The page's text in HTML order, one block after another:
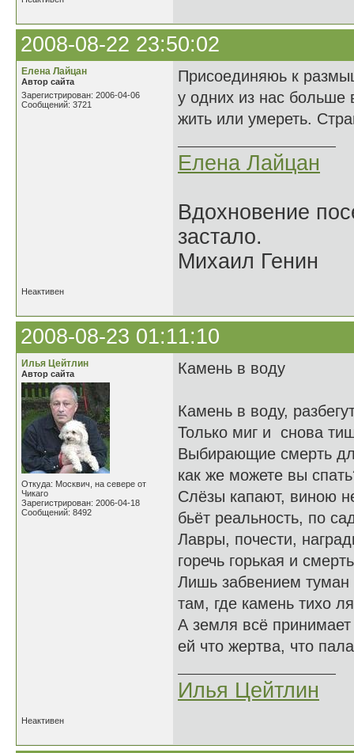
2008-08-22 23:50:02
Елена Лайцан
Автор сайта
Зарегистрирован: 2006-04-06
Сообщений: 3721
Присоединяюь к
у одних из нас больше
жить или умереть.
Елена Лайцан
Вдохновение
застало.
Михаил Генин
Неактивен
2008-08-23 01:11:10
Илья Цейтлин
Автор сайта
Откуда: Москвич, на севере от
Чикаго
Зарегистрирован: 2006-04-18
Сообщений: 8492
Камень в воду
Камень в воду,
Только миг и снова
Выбирающие смерть
как же можете вы
Слёзы капают, виною
бьёт реальность, по
Лавры, почести,
горечь горькая и
Лишь забвением туман
там, где камень тихо
А земля всё принимает
ей что жертва, что
Илья Цейтлин
Неактивен